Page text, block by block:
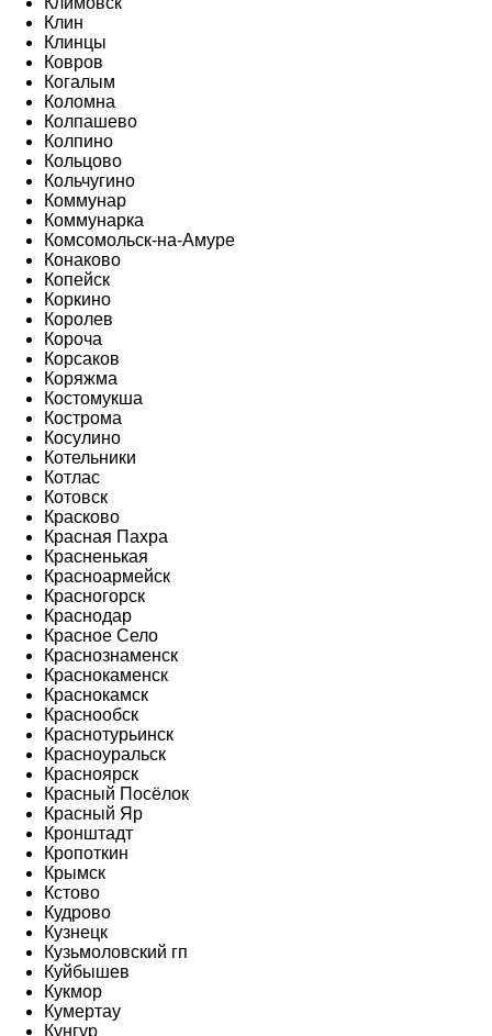
Клин
Клинцы
Ковров
Когалым
Коломна
Колпашево
Колпино
Кольцово
Кольчугино
Коммунар
Коммунарка
Комсомольск-на-Амуре
Конаково
Копейск
Коркино
Королев
Короча
Корсаков
Коряжма
Костомукша
Кострома
Косулино
Котельники
Котлас
Котовск
Красково
Красная Пахра
Красненькая
Красноармейск
Красногорск
Краснодар
Красное Село
Краснознаменск
Краснокаменск
Краснокамск
Краснообск
Краснотурьинск
Красноуральск
Красноярск
Красный Посёлок
Красный Яр
Кронштадт
Кропоткин
Крымск
Кстово
Кудрово
Кузнецк
Кузьмоловский гп
Куйбышев
Кукмор
Кумертау
Кунгур